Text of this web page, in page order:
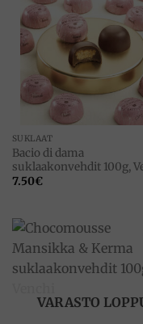
SUKLAAT
Bacio di dama
suklaakonvehdit 100g,
7.50€
VARASTO